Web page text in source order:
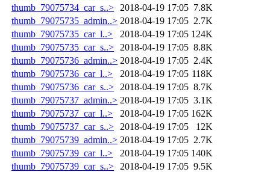
thumb_79075734_car_s..>
2018-04-19 17:05 7.8K
thumb_79075735_admin..> 2018-04-19 17:05 2.7K
thumb_79075735_car_l..>
2018-04-19 17:05 124K
thumb_79075735_car_s..>
2018-04-19 17:05 8.8K
thumb_79075736_admin..> 2018-04-19 17:05 2.4K
thumb_79075736_car_l..>
2018-04-19 17:05 118K
thumb_79075736_car_s..>
2018-04-19 17:05 8.7K
thumb_79075737_admin..> 2018-04-19 17:05 3.1K
thumb_79075737_car_l..>
2018-04-19 17:05 162K
thumb_79075737_car_s..>
2018-04-19 17:05
12K
thumb_79075739_admin..> 2018-04-19 17:05 2.7K
thumb_79075739_car_l..>
2018-04-19 17:05 140K
thumb_79075739_car_s..>
2018-04-19 17:05 9.5K